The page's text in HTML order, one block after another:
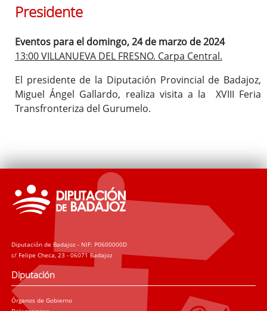
Presidente
Eventos para el domingo, 24 de marzo de 2024
13:00 VILLANUEVA DEL FRESNO. Carpa Central.
El presidente de la Diputación Provincial de Badajoz,
Miguel Ángel Gallardo, realiza visita a la XVIII Feria
Transfronteriza del Gurumelo.
Diputación de Badajoz - NIF: P0600000D
c/ Felipe Checa, 23 - 06071 Badajoz
Diputación
Órganos de Gobierno